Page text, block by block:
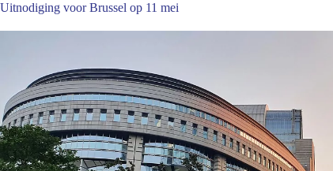
Uitnodiging voor Brussel op 11 mei